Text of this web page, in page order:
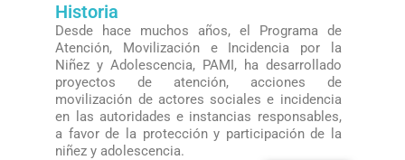
Historia
Desde hace muchos años, el Programa de
Atención, Movilización e Incidencia por la
Niñez y Adolescencia, PAMI, ha desarrollado
proyectos de atención, acciones de
movilización de actores sociales e incidencia
en las autoridades e instancias responsables,
a favor de la protección y participación de la
niñez y adolescencia.